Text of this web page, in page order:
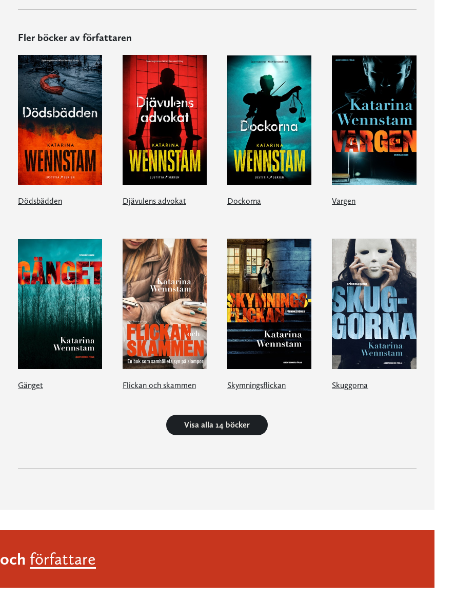
Fler böcker av författaren
Dödsbädden Djävulens advokat Dockorna Vargen
Gänget Flickan och skammen Skymningsflickan Skuggorna
Visa alla 14 böcker
och författare